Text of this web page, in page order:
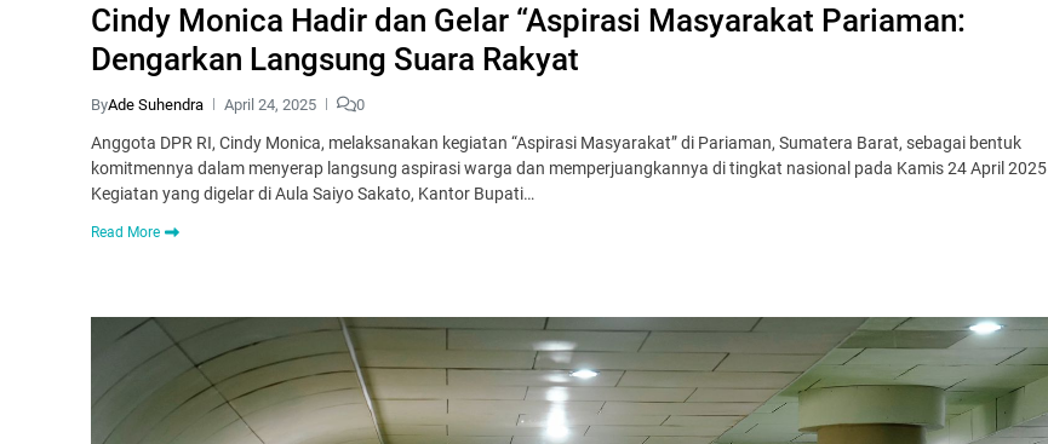
Cindy Monica Hadir dan Gelar “Aspirasi Masyarakat Pariaman:
Dengarkan Langsung Suara Rakyat
ByAde Suhendra April 24, 2025 0
Anggota DPR RI, Cindy Monica, melaksanakan kegiatan “Aspirasi Masyarakat” di Pariaman, Sumatera Barat, sebagai bentuk
komitmennya dalam menyerap langsung aspirasi warga dan memperjuangkannya di tingkat nasional pada Kamis 24 April 2025
Kegiatan yang digelar di Aula Saiyo Sakato, Kantor Bupati…
Read More